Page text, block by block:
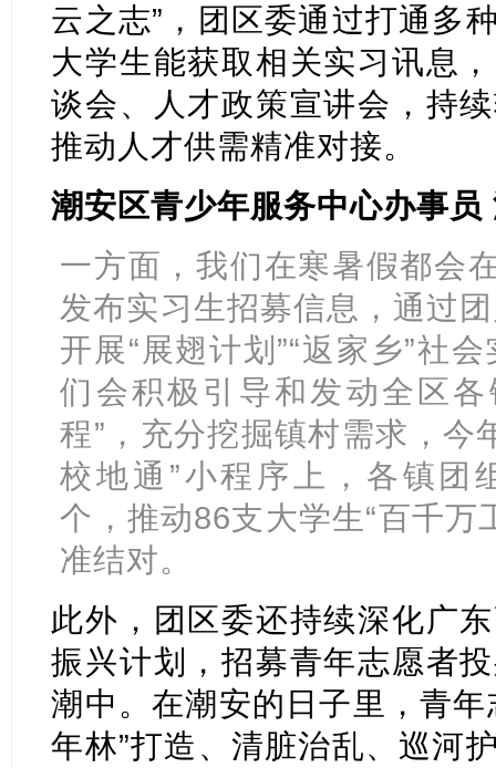
云之志”，团区委通过打通多
大学生能获取相关实习讯息
谈会、人才政策宣讲会，持
推动人才供需精准对接。
潮安区青少年服务中心办事员
一方面，我们在寒暑假都会
发布实习生招募信息，通过
开展“展翅计划”“返家乡”社
们会积极引导和发动全区
程”，充分挖掘镇村需求，今
校地通”小程序上，各镇团
个，推动86支大学生“百千万
准结对。
此外，团区委还持续深化广
振兴计划，招募青年志愿者
潮中。在潮安的日子里，青
年林”打造、清脏治乱、巡河